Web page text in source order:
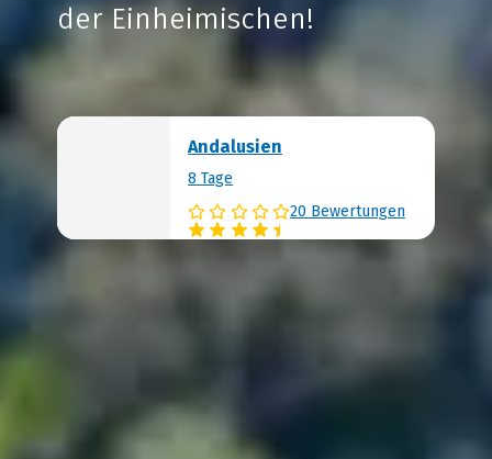
der Einheimischen!
Andalusien
8 Tage
20 Bewertungen